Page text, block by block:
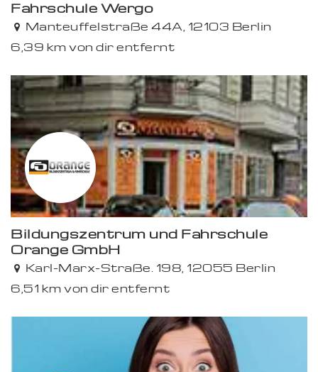
Fahrschule Wergo
Manteuffelstraße 44A, 12103 Berlin
6,39 km von dir entfernt
Bildungszentrum und Fahrschule
Orange GmbH
Karl-Marx-Straße. 198, 12055 Berlin
6,51 km von dir entfernt